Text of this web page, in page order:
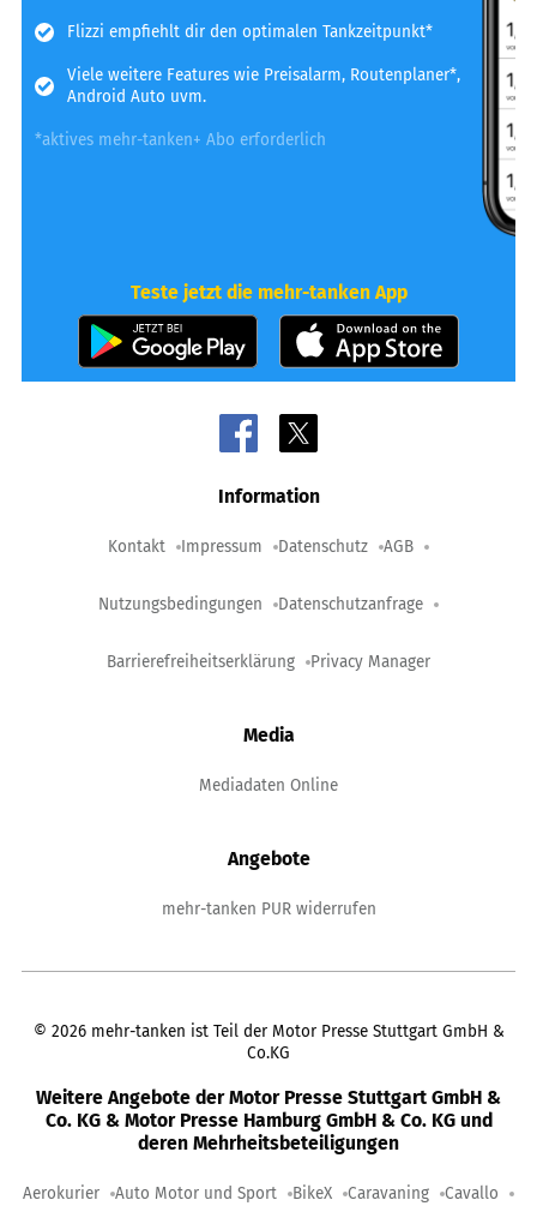
Flizzi empfiehlt dir den optimalen Tankzeitpunkt*
Viele weitere Features wie Preisalarm, Routenplaner*,
Android Auto uvm.
*aktives mehr-tanken+ Abo erforderlich
Teste jetzt die mehr-tanken App
Information
Kontakt Impressum Datenschutz AGB
Nutzungsbedingungen Datenschutzanfrage
Barrierefreiheitserklärung Privacy Manager
Media
Mediadaten Online
Angebote
mehr-tanken PUR widerrufen
© 2026 mehr-tanken ist Teil der Motor Presse Stuttgart GmbH &
Co.KG
Weitere Angebote der Motor Presse Stuttgart GmbH &
Co. KG & Motor Presse Hamburg GmbH & Co. KG und
deren Mehrheitsbeteiligungen
Aerokurier Auto Motor und Sport BikeX Caravaning Cavallo